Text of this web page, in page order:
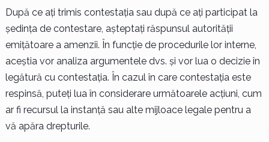
După ce ați trimis contestația sau după ce ați participat la
ședința de contestare, așteptați răspunsul autorității
emițătoare a amenzii. În funcție de procedurile lor interne,
aceștia vor analiza argumentele dvs. și vor lua o decizie în
legătură cu contestația. În cazul în care contestația este
respinsă, puteți lua în considerare următoarele acțiuni, cum
ar fi recursul la instanță sau alte mijloace legale pentru a
vă apăra drepturile.